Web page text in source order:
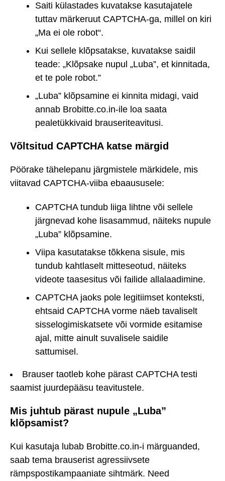
Saiti külastades kuvatakse kasutajatele
tuttav märkeruut CAPTCHA-ga, millel on kiri
„Ma ei ole robot“.
Kui sellele klõpsatakse, kuvatakse saidil
teade: „Klõpsake nupul „Luba”, et kinnitada,
et te pole robot.”
„Luba” klõpsamine ei kinnita midagi, vaid
annab Brobitte.co.in-ile loa saata
pealetükkivaid brauseriteavitusi.
Võltsitud CAPTCHA katse märgid
Pöörake tähelepanu järgmistele märkidele, mis
viitavad CAPTCHA-viiba ebaaususele:
CAPTCHA tundub liiga lihtne või sellele
järgnevad kohe lisasammud, näiteks nupule
„Luba” klõpsamine.
Viipa kasutatakse tõkkena sisule, mis
tundub kahtlaselt mitteseotud, näiteks
videote taasesitus või failide allalaadimine.
CAPTCHA jaoks pole legitiimset konteksti,
ehtsaid CAPTCHA vorme näeb tavaliselt
sisselogimiskatsete või vormide esitamise
ajal, mitte ainult suvalisele saidile
sattumisel.
Brauser taotleb kohe pärast CAPTCHA testi
saamist juurdepääsu teavitustele.
Mis juhtub pärast nupule „Luba”
klõpsamist?
Kui kasutaja lubab Brobitte.co.in-i märguanded,
saab tema brauserist agressiivsete
rämpspostikampaaniate sihtmärk. Need